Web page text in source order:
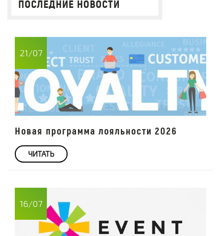
ПОСЛЕДНИЕ НОВОСТИ
21/07
Новая программа лояльности 2026
ЧИТАТЬ
16/07